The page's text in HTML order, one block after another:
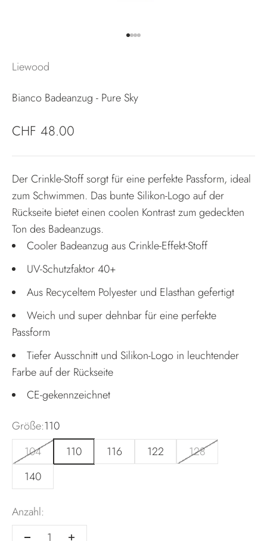
Liewood
Bianco Badeanzug - Pure Sky
Angebot
CHF 48.00
Der Crinkle-Stoff sorgt für eine perfekte Passform, ideal
zum Schwimmen. Das bunte Silikon-Logo auf der
Rückseite bietet einen coolen Kontrast zum gedeckten
Ton des Badeanzugs.
Cooler Badeanzug aus Crinkle-Effekt-Stoff
UV-Schutzfaktor 40+
Aus Recyceltem Polyester und Elasthan gefertigt
Weich und super dehnbar für eine perfekte
Passform
Tiefer Ausschnitt und Silikon-Logo in leuchtender
Farbe auf der Rückseite
CE-gekennzeichnet
Größe:110
104
110 116 122
128
140
Anzahl: